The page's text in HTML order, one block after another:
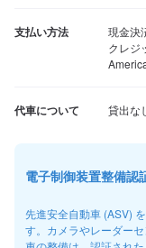
支払い方法
現金決
クレジ
代車について 貸出な
電子制御装置整備認
先進安全自動車 (ASV)
す。カメラやレーダー